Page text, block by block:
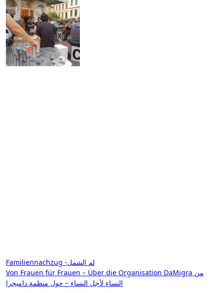
Beitragsnavigation
Familiennachzug -لم الشمل
Von Frauen für Frauen – Über die Organisation DaMigra من
النساء لأجل النساء – حول منظمة داميجرا